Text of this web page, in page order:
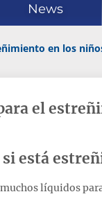
News
en los
el
está
líquidos